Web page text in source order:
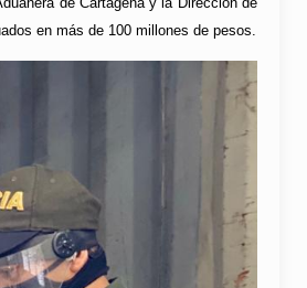
en más de 100 millones de pesos.